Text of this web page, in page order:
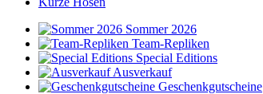
Sommer 2026
Team-Repliken
Special Editions
Ausverkauf
Geschenkgutscheine